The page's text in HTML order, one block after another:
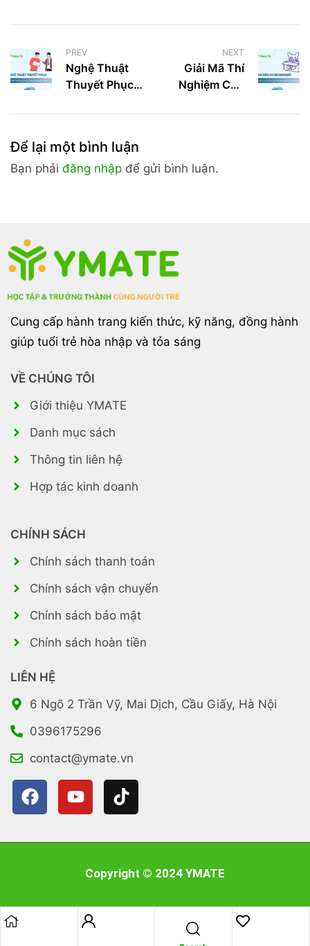
PREV
Nghệ Thuật
Thuyết Phục
Buộc Dành
Kíp Ảnh
Hưởng Trong
NEXT
Giải Mã Thí
Nghiệm Con
Schrödinger:
Để lại một bình luận
Bạn phải đăng nhập để gửi bình luận.
Cung cấp hành trang kiến thức, kỹ năng, đồng hành
giúp tuổi trẻ hòa nhập và tỏa sáng
VỀ CHÚNG TÔI
Giới thiệu YMATE
Danh mục sách
Thông tin liên hệ
Hợp tác kinh doanh
CHÍNH SÁCH
Chính sách thanh toán
Chính sách vận chuyển
Chính sách bảo mật
Chính sách hoàn tiền
LIÊN HỆ
6 Ngõ 2 Trần Vỹ, Mai Dịch, Cầu Giấy, Hà Nội
0396175296
contact@ymate.vn
Copyright © 2024 YMATE